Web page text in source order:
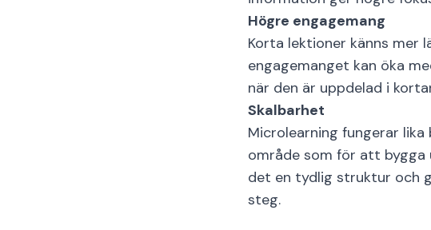
Högre engagemang
Korta lektioner känns mer
engagemanget kan öka
när den är uppdelad i
Skalbarhet
Microlearning fungerar
område som för att bygga
det en tydlig struktur och
steg.